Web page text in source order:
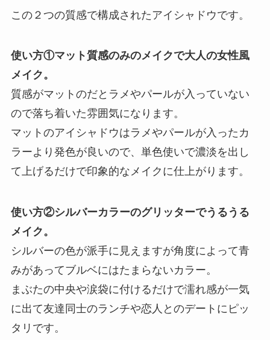
この２つの質感で構成されたアイシャドウです。
使い方①マット質感のみのメイクで大人の女性風
メイク。
質感がマットのだとラメやパールが入っていない
ので落ち着いた雰囲気になります。
マットのアイシャドウはラメやパールが入ったカ
ラーより発色が良いので、単色使いで濃淡を出し
て上げるだけで印象的なメイクに仕上がります。
使い方②シルバーカラーのグリッターでうるうる
メイク。
シルバーの色が派手に見えますが角度によって青
みがあってブルベにはたまらないカラー。
まぶたの中央や涙袋に付けるだけで濡れ感が一気
に出て友達同士のランチや恋人とのデートにピッ
タリです。